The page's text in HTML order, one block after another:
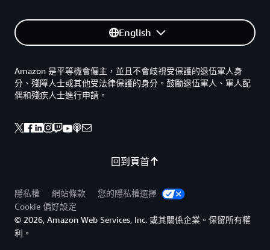
English
回到頁首
Amazon 是平等機會僱主，並且不會歧視受保護的退伍軍人身
分、殘障人士或其他受法律保護的身分。鼓勵退伍軍人、軍人配
偶和殘疾人士進行申請。
隱私權 網站條款
您的隱私權選擇
Cookie 偏好設定
© 2026, Amazon Web Services, Inc. 或其關係企業。保留所有權
利。